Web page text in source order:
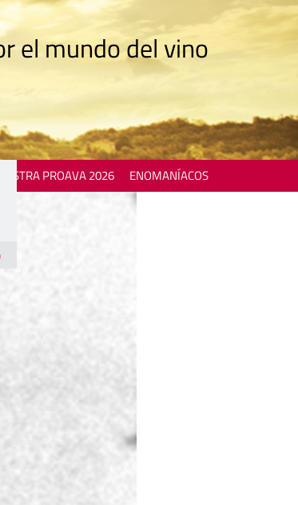
el mundo del vino
MOSTRA PROAVA 2026 ENOMANÍACOS